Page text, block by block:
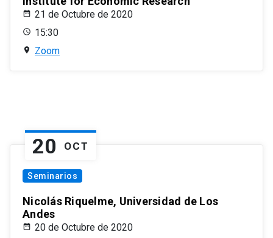
21 de Octubre de 2020
15:30
Zoom
20 OCT
Seminarios
Nicolás Riquelme, Universidad de Los
Andes
20 de Octubre de 2020